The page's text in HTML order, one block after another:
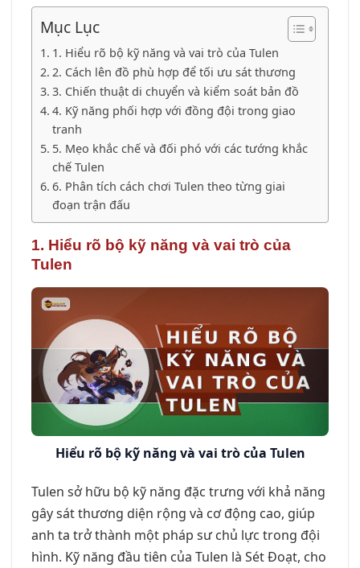
Mục Lục
1. Hiểu rõ bộ kỹ năng và vai trò của Tulen
2. Cách lên đồ phù hợp để tối ưu sát thương
3. Chiến thuật di chuyển và kiểm soát bản đồ
4. Kỹ năng phối hợp với đồng đội trong giao
tranh
5. Mẹo khắc chế và đối phó với các tướng khắc
chế Tulen
6. Phân tích cách chơi Tulen theo từng giai
đoạn trận đấu
1. Hiểu rõ bộ kỹ năng và vai trò của
Tulen
Hiểu rõ bộ kỹ năng và vai trò của Tulen
Tulen sở hữu bộ kỹ năng đặc trưng với khả năng
gây sát thương diện rộng và cơ động cao, giúp
anh ta trở thành một pháp sư chủ lực trong đội
hình. Kỹ năng đầu tiên của Tulen là Sét Đoạt, cho